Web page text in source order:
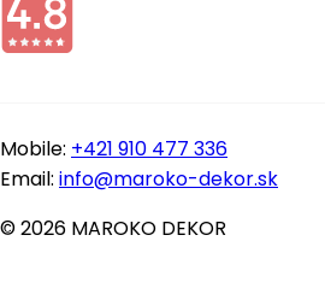
Mobile: +421 910 477 336
Email: info@maroko-dekor.sk
© 2026 MAROKO DEKOR